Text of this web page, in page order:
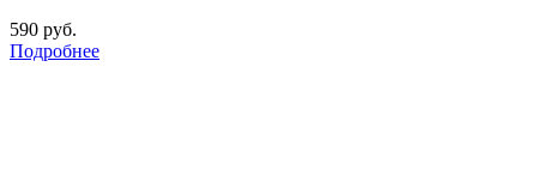
590 руб.
Подробнее